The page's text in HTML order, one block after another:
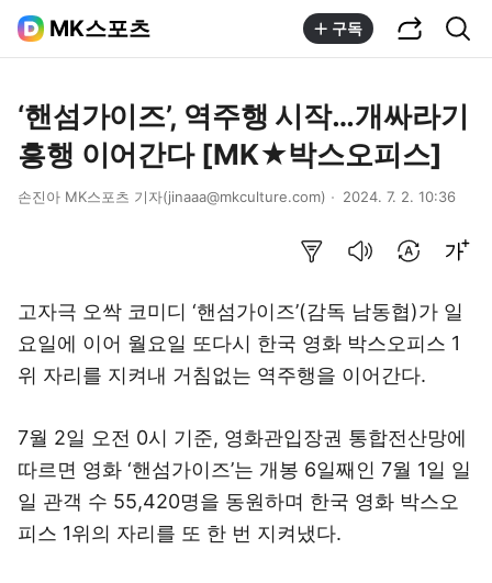
MK스포츠 구독
‘핸섬가이즈’, 역주행 시작…개싸라기
흥행 이어간다 [MK★박스오피스]
손진아 MK스포츠 기자(jinaaa@mkculture.com) 2024. 7. 2. 10:36
고자극 오싹 코미디 ‘핸섬가이즈’(감독 남동협)가 일
요일에 이어 월요일 또다시 한국 영화 박스오피스 1
위 자리를 지켜내 거침없는 역주행을 이어간다.
7월 2일 오전 0시 기준, 영화관입장권 통합전산망에
따르면 영화 ‘핸섬가이즈’는 개봉 6일째인 7월 1일 일
일 관객 수 55,420명을 동원하며 한국 영화 박스오
피스 1위의 자리를 또 한 번 지켜냈다.